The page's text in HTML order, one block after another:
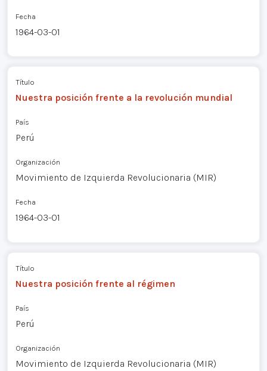
Fecha
1964-03-01
Título
Nuestra posición frente a la revolución mundial
País
Perú
Organización
Movimiento de Izquierda Revolucionaria (MIR)
Fecha
1964-03-01
Título
Nuestra posición frente al régimen
País
Perú
Organización
Movimiento de Izquierda Revolucionaria (MIR)